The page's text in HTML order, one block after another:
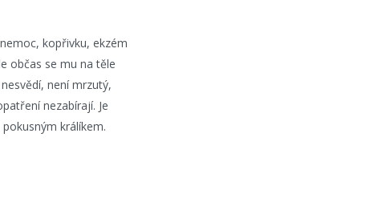
kopřivku, ekzém
občas se mu na těle
není mrzutý,
nezabírají. Je
králíkem.